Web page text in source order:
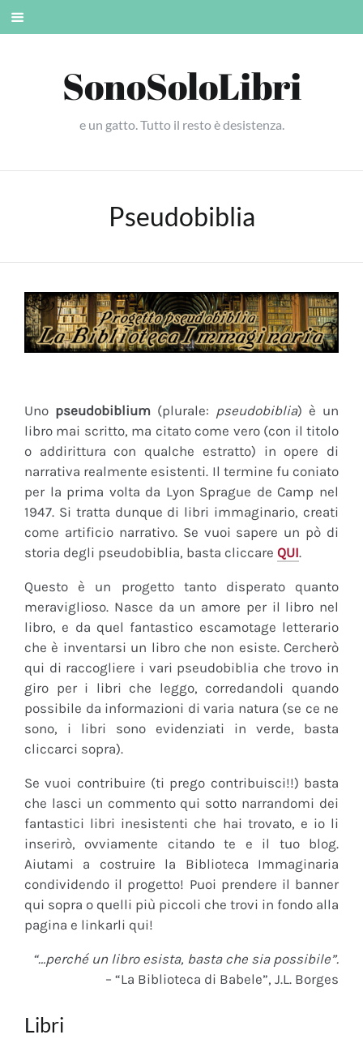
Skip
SonoSoloLibri
e un gatto. Tutto il resto è desistenza.
Pseudobiblia
Uno pseudobiblium (plurale: pseudobiblia) è un
libro mai scritto, ma citato come vero (con il titolo
o addirittura con qualche estratto) in opere di
narrativa realmente esistenti. Il termine fu coniato
per la prima volta da Lyon Sprague de Camp nel
1947. Si tratta dunque di libri immaginario, creati
come artificio narrativo. Se vuoi sapere un pò di
storia degli pseudobiblia, basta cliccare QUI.
Questo è un progetto tanto disperato quanto
meraviglioso. Nasce da un amore per il libro nel
libro, e da quel fantastico escamotage letterario
che è inventarsi un libro che non esiste. Cercherò
qui di raccogliere i vari pseudobiblia che trovo in
giro per i libri che leggo, corredandoli quando
possibile da informazioni di varia natura (se ce ne
sono, i libri sono evidenziati in verde, basta
cliccarci sopra).
Se vuoi contribuire (ti prego contribuisci!!) basta
che lasci un commento qui sotto narrandomi dei
fantastici libri inesistenti che hai trovato, e io li
inserirò, ovviamente citando te e il tuo blog.
Aiutami a costruire la Biblioteca Immaginaria
condividendo il progetto! Puoi prendere il banner
qui sopra o quelli più piccoli che trovi in fondo alla
pagina e linkarli qui!
“…perché un libro esista, basta che sia possibile”.
– “La Biblioteca di Babele”, J.L. Borges
Libri